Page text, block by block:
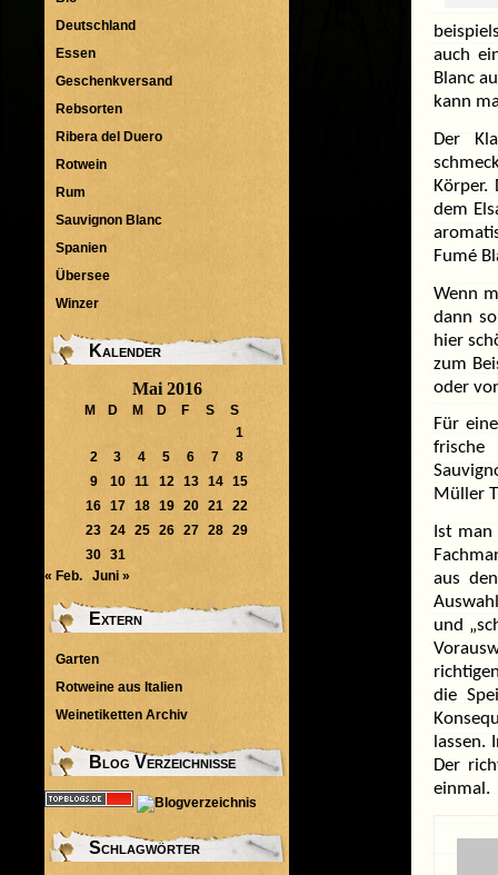
auch
Blanc
kann
Der
Körper.
dem
Fumé
Wenn
dann
hier
zum
oder
Für
frische
Müller
Ist
aus
und
die
lassen.
Der
einmal.
Deutschland
Essen
Geschenkversand
Rebsorten
Ribera del Duero
Rotwein
Rum
Sauvignon Blanc
Spanien
Übersee
Winzer
Kalender
Mai 2016
M D M D F S
S
1
2
3 4 5 6 7
8
9
10 11 12 13 14
15
16 17 18 19 20 21
22
23 24 25 26 27 28
29
30 31
« Feb.
Juni »
Extern
Garten
Rotweine aus Italien
Weinetiketten Archiv
Blog Verzeichnisse
Schlagwörter